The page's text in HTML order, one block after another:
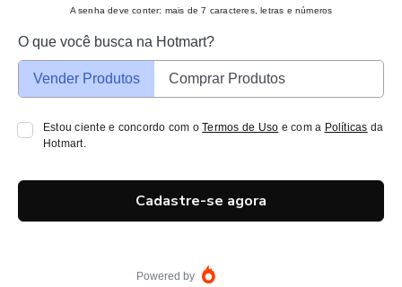
A senha deve conter: mais de 7 caracteres, letras e números
O que você busca na Hotmart?
Vender Produtos Comprar Produtos
Estou ciente e concordo com oTermos de Uso e com a Políticas da
Hotmart.
Cadastre-se agora
Powered by